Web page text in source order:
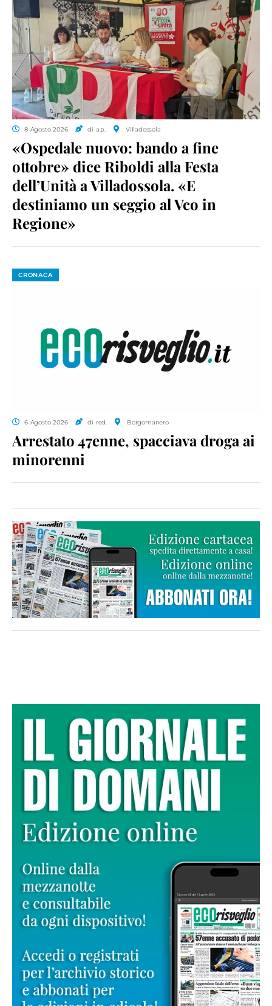
8 Agosto 2026 di a.p. Villadossola
«Ospedale nuovo: bando a fine
ottobre» dice Riboldi alla Festa
dell’Unità a Villadossola. «E
destiniamo un seggio al Vco in
Regione»
CRONACA
6 Agosto 2026 di red. Borgomanero
Arrestato 47enne, spacciava droga ai
minorenni